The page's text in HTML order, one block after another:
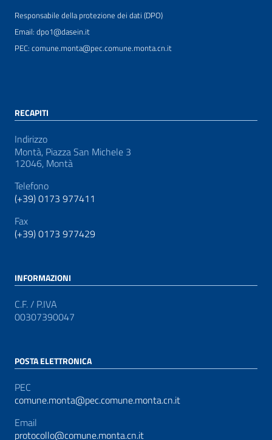
Responsabile della protezione dei dati (DPO)
Email: dpo1@dasein.it
PEC: comune.monta@pec.comune.monta.cn.it
RECAPITI
Indirizzo
Montà, Piazza San Michele 3
12046, Montà
Telefono
(+39) 0173 977411
Fax
(+39) 0173 977429
INFORMAZIONI
C.F. / P.IVA
00307390047
POSTA ELETTRONICA
PEC
comune.monta@pec.comune.monta.cn.it
Email
protocollo@comune.monta.cn.it